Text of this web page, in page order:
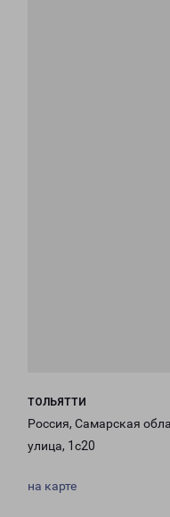
ТОЛЬЯТТИ
Россия, Самарская
улица, 1с20
на карте